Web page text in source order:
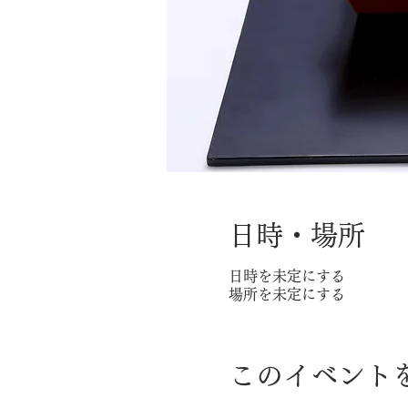
日時・場所
日時を未定にする
場所を未定にする
このイベント